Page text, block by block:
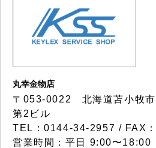
丸幸金物店
〒053-0022 北海道苫小牧
第2ビル
TEL：0144-34-2957 / FAX
営業時間：平日 9:00〜